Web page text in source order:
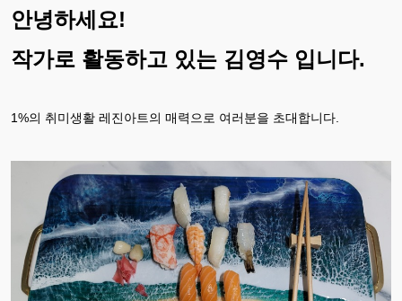
안녕하세요!
작가로 활동하고 있는 김영수 입니다.
1%의 취미생활 레진아트의 매력으로 여러분을 초대합니다.